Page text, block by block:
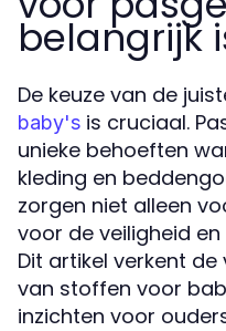
belangrijk
De keuze van de
baby's is cruciaal.
unieke behoeften
kleding en
zorgen niet alleen
voor de veiligheid
Dit artikel verkent
van stoffen voor
inzichten voor